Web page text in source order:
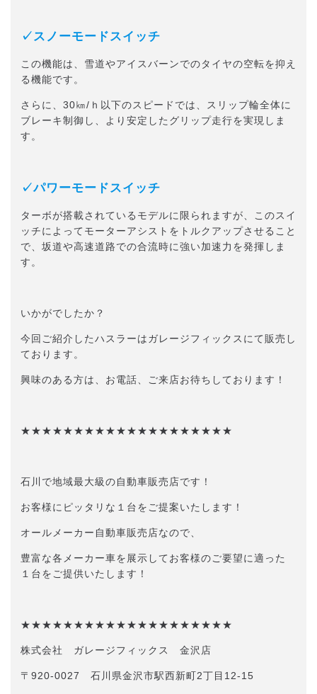
✓スノーモードスイッチ
この機能は、雪道やアイスバーンでのタイヤの空転を抑え
る機能です。
さらに、30㎞/ｈ以下のスピードでは、スリップ輪全体に
ブレーキ制御し、より安定したグリップ走行を実現しま
す。
✓パワーモードスイッチ
ターボが搭載されているモデルに限られますが、このスイ
ッチによってモーターアシストをトルクアップさせること
で、坂道や高速道路での合流時に強い加速力を発揮しま
す。
いかがでしたか？
今回ご紹介したハスラーはガレージフィックスにて販売し
ております。
興味のある方は、お電話、ご来店お待ちしております！
★★★★★★★★★★★★★★★★★★★★
石川で地域最大級の自動車販売店です！
お客様にピッタリな１台をご提案いたします！
オールメーカー自動車販売店なので、
豊富な各メーカー車を展示してお客様のご要望に適った
１台をご提供いたします！
★★★★★★★★★★★★★★★★★★★★
株式会社 ガレージフィックス 金沢店
〒920-0027 石川県金沢市駅西新町2丁目12-15